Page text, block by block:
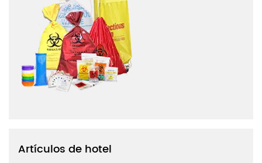
Artículos de hotel